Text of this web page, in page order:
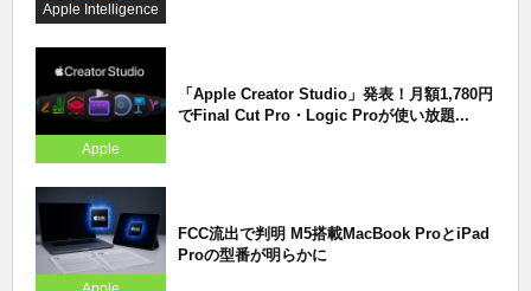
Apple Intelligence
Apple
「Apple Creator Studio」発表！月額1,780円
でFinal Cut Pro・Logic Proが使い放題...
FCC流出で判明 M5搭載MacBook ProとiPad
Proの型番が明らかに